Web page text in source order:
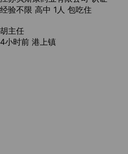
经验不限 高中 1人 包吃住
胡主任
4小时前 港上镇